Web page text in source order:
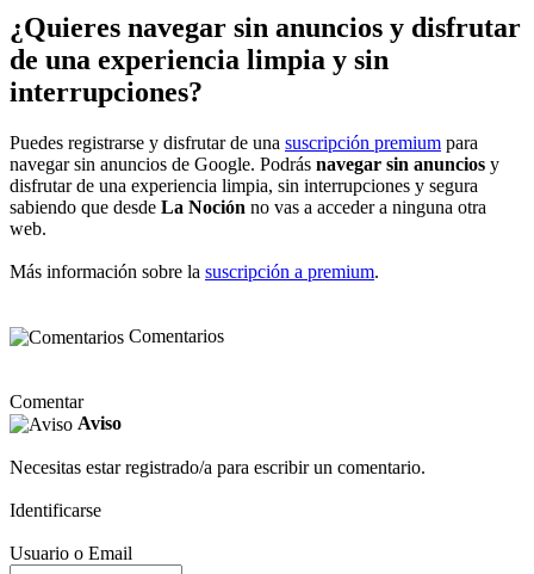
¿Quieres navegar sin anuncios y disfrutar
de una experiencia limpia y sin
interrupciones?
Puedes registrarse y disfrutar de una suscripción premium para
navegar sin anuncios de Google. Podrás navegar sin anuncios y
disfrutar de una experiencia limpia, sin interrupciones y segura
sabiendo que desde La Noción no vas a acceder a ninguna otra
web.
Más información sobre la suscripción a premium.
Comentarios
Comentar
Aviso
Necesitas estar registrado/a para escribir un comentario.
Identificarse
Usuario o Email